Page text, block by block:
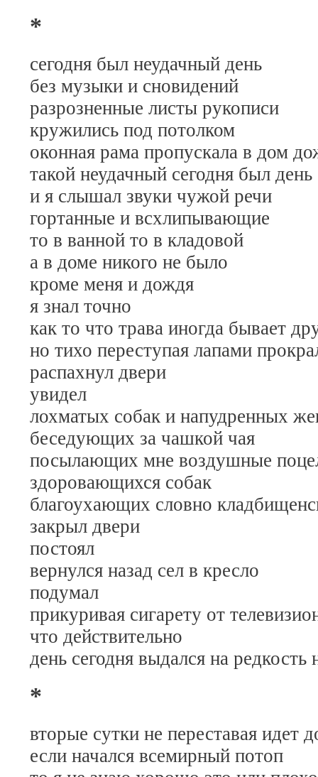
*
сегодня был неудачный день
без музыки и сновидений
разрозненные листы рукописи
кружились под потолком
оконная рама пропускала в дом
такой неудачный сегодня был день
и я слышал звуки чужой речи
гортанные и всхлипывающие
то в ванной то в кладовой
а в доме никого не было
кроме меня и дождя
я знал точно
как то что трава иногда бывает
но тихо переступая лапами
распахнул двери
увидел
лохматых собак и напудренных
беседующих за чашкой чая
посылающих мне воздушные
здоровающихся собак
благоухающих словно
закрыл двери
постоял
вернулся назад сел в кресло
подумал
прикуривая сигарету от
что действительно
день сегодня выдался на редкость
*
вторые сутки не переставая идет
если начался всемирный потоп